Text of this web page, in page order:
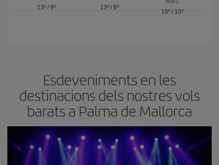
13º /9º
13º / 8º
16º/ 10º
Esdeveniments en les
destinacions dels nostres vols
barats a Palma de Mallorca